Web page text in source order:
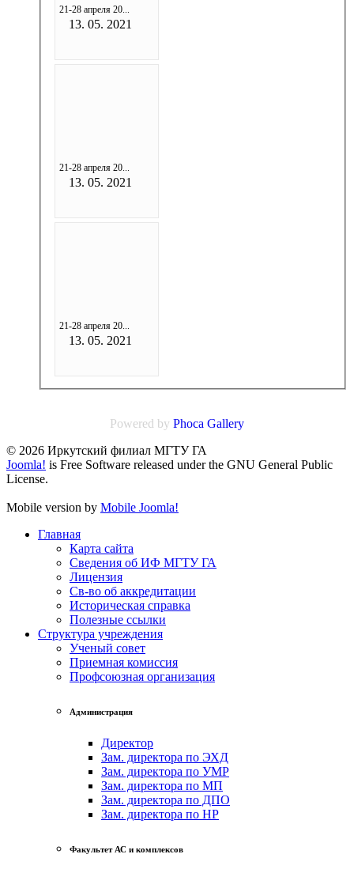
21-28 апреля 20...
13. 05. 2021
21-28 апреля 20...
13. 05. 2021
21-28 апреля 20...
13. 05. 2021
Powered by Phoca Gallery
© 2026 Иркутский филиал МГТУ ГА
Joomla! is Free Software released under the GNU General Public
License.
Mobile version by Mobile Joomla!
Главная
Карта сайта
Сведения об ИФ МГТУ ГА
Лицензия
Св-во об аккредитации
Историческая справка
Полезные ссылки
Структура учреждения
Ученый совет
Приемная комиссия
Профсоюзная организация
Администрация
Директор
Зам. директора по ЭХД
Зам. директора по УМР
Зам. директора по МП
Зам. директора по ДПО
Зам. директора по НР
Факультет АС и комплексов